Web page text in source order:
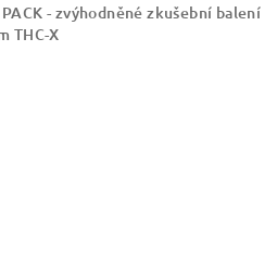
- zvýhodněné zkušební balení
THC-X